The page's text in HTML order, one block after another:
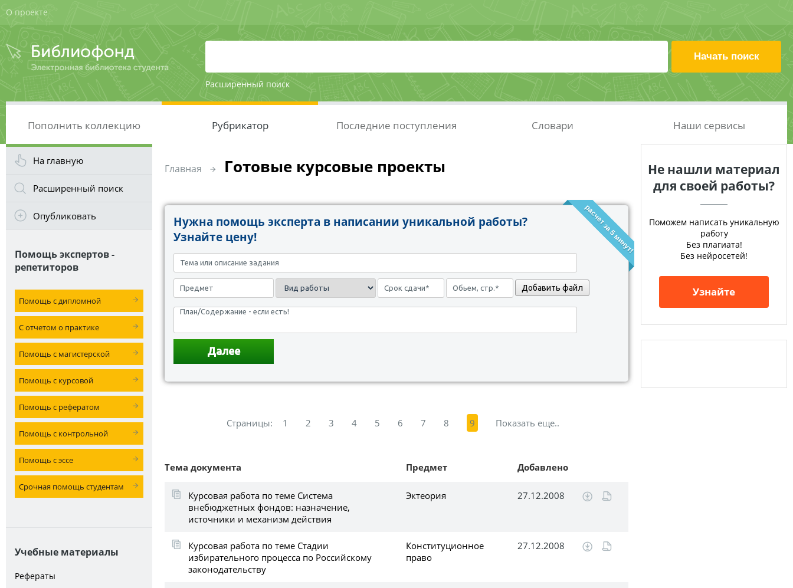
О проекте
Расширенный поиск
Пополнить коллекцию Рубрикатор Последние поступления Словари Наши сервисы
На главную
Расширенный поиск
Опубликовать
Помощь экспертов -
репетиторов
Помощь с дипломной
С отчетом о практике
Помощь с магистерской
Помощь с курсовой
Помощь с рефератом
Помощь с контрольной
Помощь с эссе
Срочная помощь студентам
Учебные материалы
Рефераты
Главная Готовые курсовые проекты
расчет за 5 минут!
Нужна помощь эксперта в написании уникальной работы?
Узнайте цену!
Добавить файл
Страницы: 1 2 3 4 5 6 7 8 9 Показать еще..
Тема документа Предмет Добавлено
Курсовая работа по теме Система
внебюджетных фондов: назначение,
источники и механизм действия
Эктеория 27.12.2008
Курсовая работа по теме Стадии
избирательного процесса по Российскому
законодательству
Конституционное
право
27.12.2008
Не нашли материал
для своей работы?
Поможем написать уникальную
работу
Без плагиата!
Без нейросетей!
Узнайте